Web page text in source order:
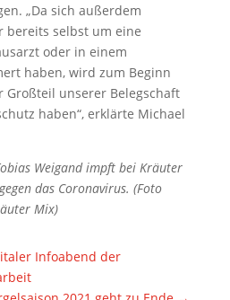
„Da sich außerdem
selbst um eine
oder in einem
haben, wird zum Beginn
Großteil unserer Belegschaft
haben“, erklärte Michael
Weigand impft bei Kräuter
das Coronavirus. (Foto
Mix)
Infoabend der